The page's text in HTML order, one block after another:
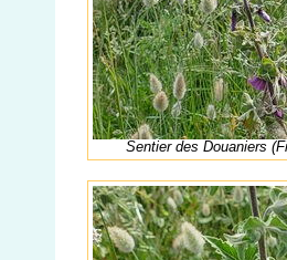
Sentier des Douaniers